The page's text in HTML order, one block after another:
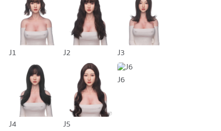
J1 J2 J3
J4 J5
J6